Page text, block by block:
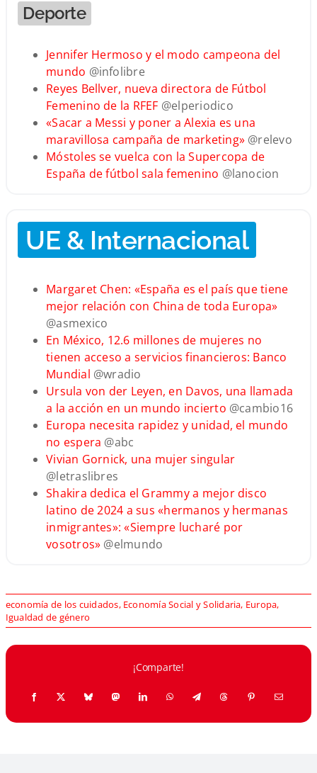
Deporte
Jennifer Hermoso y el modo campeona del
mundo @infolibre
Reyes Bellver, nueva directora de Fútbol
Femenino de la RFEF @elperiodico
«Sacar a Messi y poner a Alexia es una
maravillosa campaña de marketing» @relevo
Móstoles se vuelca con la Supercopa de
España de fútbol sala femenino @lanocion
UE & Internacional
Margaret Chen: «España es el país que tiene
mejor relación con China de toda Europa»
@asmexico
En México, 12.6 millones de mujeres no
tienen acceso a servicios financieros: Banco
Mundial @wradio
Ursula von der Leyen, en Davos, una llamada
a la acción en un mundo incierto @cambio16
Europa necesita rapidez y unidad, el mundo
no espera @abc
Vivian Gornick, una mujer singular
@letraslibres
Shakira dedica el Grammy a mejor disco
latino de 2024 a sus «hermanos y hermanas
inmigrantes»: «Siempre lucharé por
vosotros» @elmundo
economía de los cuidados, Economía Social y Solidaria, Europa,
Igualdad de género
¡Comparte!